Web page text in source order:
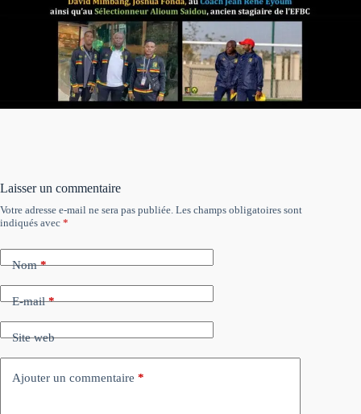
Laisser un commentaire
Votre adresse e-mail ne sera pas publiée. Les champs obligatoires sont
indiqués avec *
Nom*
E-mail*
Site web
Ajouter un commentaire *